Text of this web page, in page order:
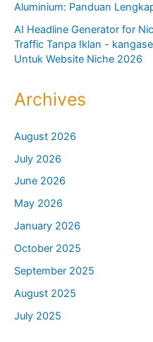
Aluminium: Panduan
AI Headline Generator for
Traffic Tanpa Iklan -
Untuk Website Niche 2026
Archives
August 2026
July 2026
June 2026
May 2026
January 2026
October 2025
September 2025
August 2025
July 2025